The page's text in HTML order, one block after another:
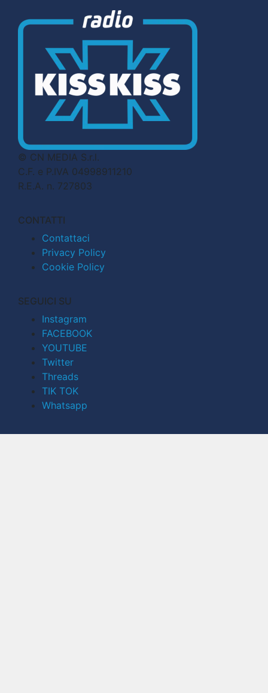
© CN MEDIA S.r.l.
C.F. e P.IVA 04998911210
R.E.A. n. 727803
CONTATTI
Contattaci
Privacy Policy
Cookie Policy
SEGUICI SU
Instagram
FACEBOOK
YOUTUBE
Twitter
Threads
TIK TOK
Whatsapp